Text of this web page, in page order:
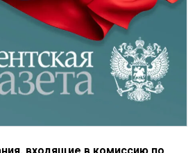
входящие в комиссию по